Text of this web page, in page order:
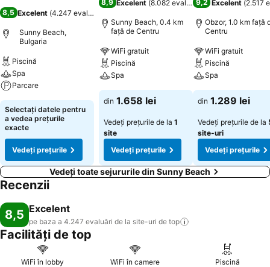
8,5 Excelent (4.247 evaluări
Sunny Beach,
Bulgaria
Piscină
Spa
Parcare
Selectați datele pentru
a vedea prețurile
exacte
Vedeți prețurile
8,9 Excelent (8.082 evaluări)
Sunny Beach, 0.4 km
faţă de Centru
WiFi gratuit
Piscină
Spa
din 1.658 lei
Vedeți prețurile de la 1
site
Vedeți prețurile
9,2 Excelent (2.517
Obzor, 1.0 km faţă
Centru
WiFi gratuit
Piscină
Spa
din 1.289 lei
Vedeți prețurile de la
site-uri
Vedeți prețurile
Vedeți toate sejururile din Sunny Beach
Recenzii
8,5 Excelent
pe baza a 4.247 evaluări de la site-uri de top
Facilități de top
WiFi în lobby WiFi în camere Piscină